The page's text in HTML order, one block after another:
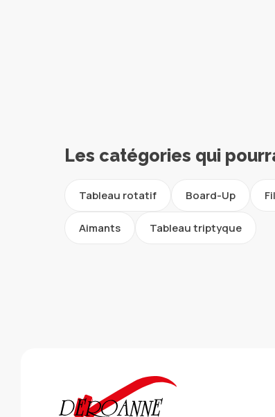
Les catégories qui
Tableau rotatif Board-Up
Aimants Tableau triptyque